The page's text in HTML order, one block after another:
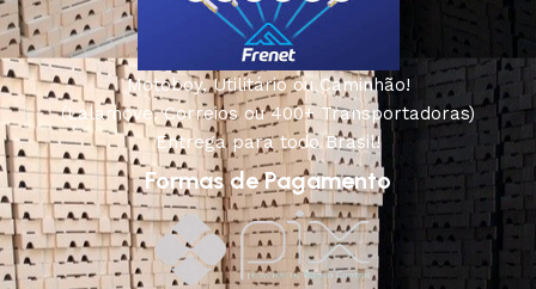
Motoboy, Utilitário ou Caminhão!
(Lalamove, Correios ou 400+ Transportadoras)
Entrega para todo Brasil!
Formas de Pagamento